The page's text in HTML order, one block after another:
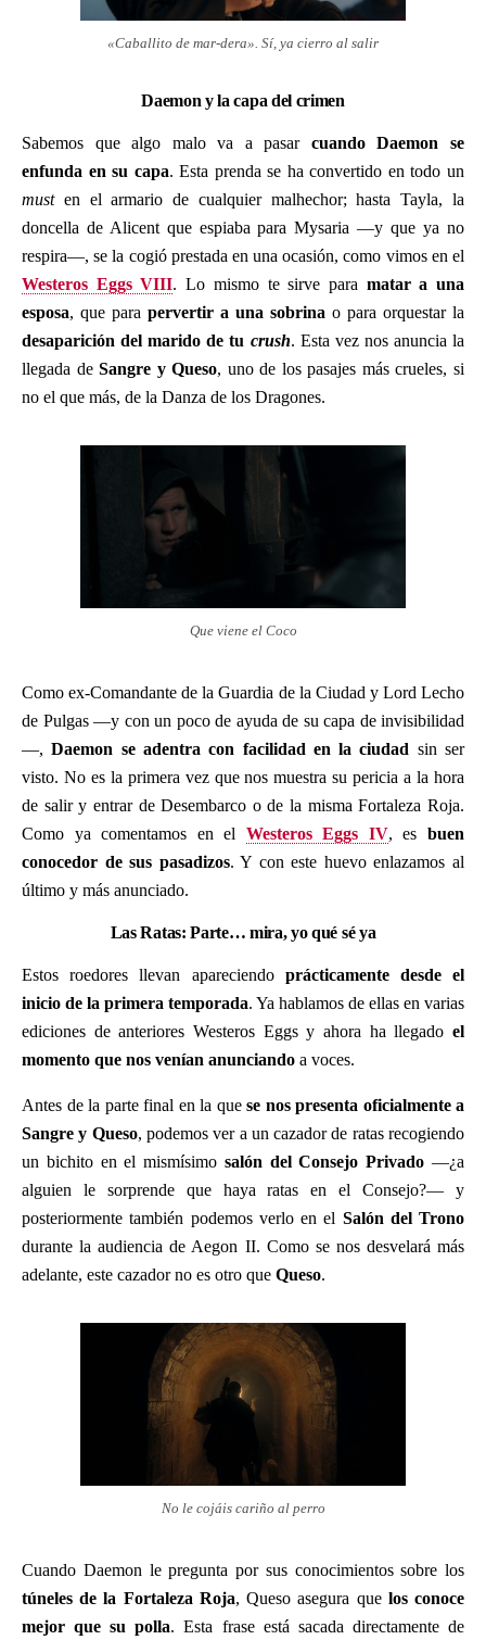
«Caballito de mar-dera». Sí, ya cierro al salir
Daemon y la capa del crimen
Sabemos que algo malo va a pasar cuando Daemon se
enfunda en su capa. Esta prenda se ha convertido en todo un
musten el armario de cualquier malhechor; hasta Tayla, la
doncella de Alicent que espiaba para Mysaria —y que ya no
respira—, se la cogió prestada en una ocasión, como vimos en el
Westeros Eggs VIII. Lo mismo te sirve para matar a una
esposa, que para pervertir a una sobrina o para orquestar la
desaparición del marido de tu crush. Esta vez nos anuncia la
llegada deSangre y Queso, uno de los pasajes más crueles, si
no el que más, de la Danza de los Dragones.
Que viene el Coco
Como ex-Comandante de la Guardia de la Ciudad y Lord Lecho
de Pulgas —y con un poco de ayuda de su capa de invisibilidad
—,Daemon se adentra con facilidad en la ciudad sin ser
visto. No es la primera vez que nos muestra su pericia a la hora
de salir y entrar de Desembarco o de la misma Fortaleza Roja.
Como ya comentamos en el Westeros Eggs IV, esbuen
conocedor de sus pasadizos. Y con este huevo enlazamos al
último y más anunciado.
Las Ratas: Parte… mira, yo qué sé ya
Estos roedores llevan apareciendo prácticamente desde el
inicio de la primera temporada. Ya hablamos de ellas en varias
ediciones de anteriores Westeros Eggs y ahora ha llegado el
momento que nos venían anunciando a voces.
Antes de la parte final en la que se nos presenta oficialmente a
Sangre y Queso, podemos ver a un cazador de ratas recogiendo
un bichito en el mismísimo salón del Consejo Privado —¿a
alguien le sorprende que haya ratas en el Consejo?— y
posteriormente también podemos verlo en el Salón del Trono
durante la audiencia de Aegon II. Como se nos desvelará más
adelante, este cazador no es otro que Queso.
No le cojáis cariño al perro
Cuando Daemon le pregunta por sus conocimientos sobre los
túneles de la Fortaleza Roja, Queso asegura que los conoce
mejor que su polla. Esta frase está sacada directamente de